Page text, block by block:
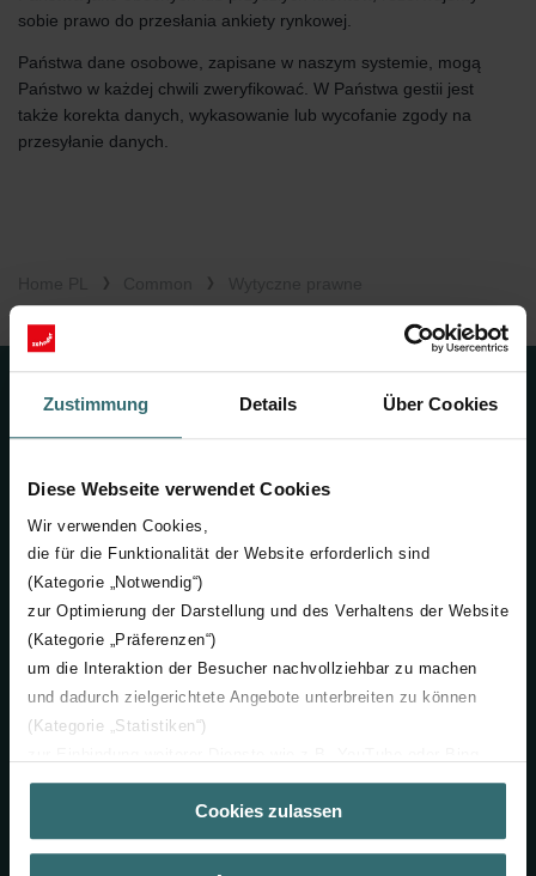
Zustimmung Details Über Cookies
Diese Webseite verwendet Cookies
Wir verwenden Cookies,
die für die Funktionalität der Website erforderlich sind
(Kategorie „Notwendig“)
zur Optimierung der Darstellung und des Verhaltens der Website
(Kategorie „Präferenzen“)
um die Interaktion der Besucher nachvollziehbar zu machen
und dadurch zielgerichtete Angebote unterbreiten zu können
(Kategorie „Statistiken“)
(Kategorie „Marketing“)
Über „Details zeigen“ bzw. die Datenschutzerklärung erhalten
Sie weitere Informationen. Durch die Auswahl der Kategorie
Cookies zulassen
sobie prawo do przesłania ankiety rynkowej.
Państwa dane osobowe, zapisane w naszym systemie, mogą
Państwo w każdej chwili zweryfikować. W Państwa gestii jest
także korekta danych, wykasowanie lub wycofanie zgody na
przesyłanie danych.
Kontakt
Zehnder Polska Sp. z o.o.
ul. Irysowa 1
55-040, Bielany Wrocławskie
Polska
Firma
Dane Firmy
Kariera w firmie Zehnder
Przedstawiciele handlowi